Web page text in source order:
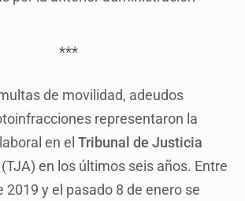
***
de movilidad, adeudos
representaron la
en elTribunal de Justicia
(TJA) en los últimos seis años. Entre
2019 y el pasado 8 de enero se